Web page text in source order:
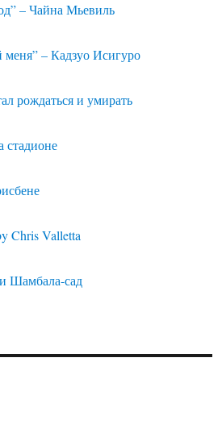
– Чайна Мьевиль
– Кадзуо Исигуро
рождаться и умирать
стадионе
Chris Valletta
Шамбала-сад